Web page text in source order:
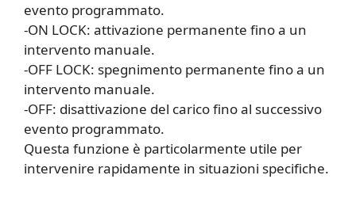
evento programmato.
-ON LOCK: attivazione permanente fino a un
intervento manuale.
-OFF LOCK: spegnimento permanente fino a un
intervento manuale.
-OFF: disattivazione del carico fino al successivo
evento programmato.
Questa funzione è particolarmente utile per
intervenire rapidamente in situazioni specifiche.